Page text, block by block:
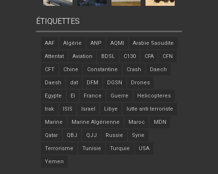
ÉTIQUETTES
AAF Algérie ANP AQMI Arabie Saoudite
Attentat Aviation BDSL C130 CFA CFN
CFT Chine Constantine Crash Daech
Daesh dat DFM DGSN Drones
Egypte EI France Guerre Helicopteres
Irak ISIS Israel Libye lutte anti terroriste
Marine Marine Algérienne Maroc MDN
Qatar QBJ QJJ Russie Syrie
Terrorisme Tunisie Turquie USA
Yemen